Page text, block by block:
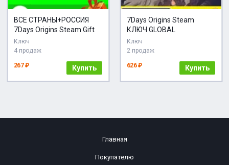
ВСЕ СТРАНЫ+РОССИЯ
7Days Origins Steam Gift
Ключ
4 продаж
267 ₽ Купить
7Days Origins Steam
КЛЮЧ GLOBAL
Ключ
2 продаж
626 ₽ Купить
Главная
Покупателю